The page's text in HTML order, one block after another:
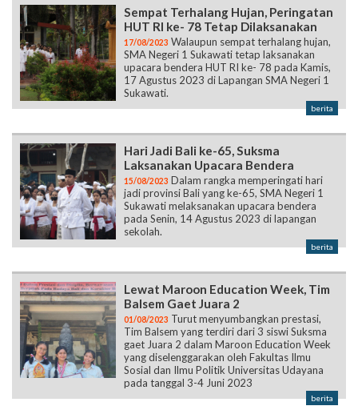
Sempat Terhalang Hujan, Peringatan
HUT RI ke- 78 Tetap Dilaksanakan
17/08/2023 Walaupun sempat terhalang hujan,
SMA Negeri 1 Sukawati tetap laksanakan
upacara bendera HUT RI ke- 78 pada Kamis,
17 Agustus 2023 di Lapangan SMA Negeri 1
Sukawati.
berita
Hari Jadi Bali ke-65, Suksma
Laksanakan Upacara Bendera
15/08/2023 Dalam rangka memperingati hari
jadi provinsi Bali yang ke-65, SMA Negeri 1
Sukawati melaksanakan upacara bendera
pada Senin, 14 Agustus 2023 di lapangan
sekolah.
berita
Lewat Maroon Education Week, Tim
Balsem Gaet Juara 2
01/08/2023 Turut menyumbangkan prestasi,
Tim Balsem yang terdiri dari 3 siswi Suksma
gaet Juara 2 dalam Maroon Education Week
yang diselenggarakan oleh Fakultas Ilmu
Sosial dan Ilmu Politik Universitas Udayana
pada tanggal 3-4 Juni 2023
berita